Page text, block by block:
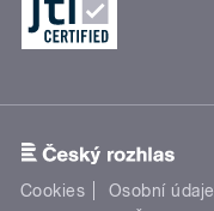
Cookies Osobní údaje